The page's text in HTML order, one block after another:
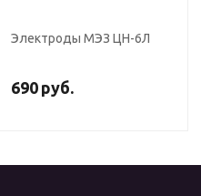
Электроды МЭЗ ЦН-6Л
690 руб.